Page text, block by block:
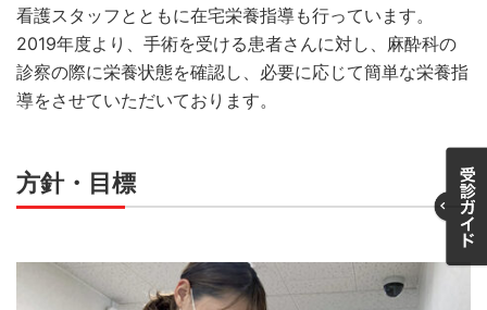
看護スタッフとともに在宅栄養指導も行っています。
2019年度より、手術を受ける患者さんに対し、麻酔科の
診察の際に栄養状態を確認し、必要に応じて簡単な栄養指
導をさせていただいております。
方針・目標